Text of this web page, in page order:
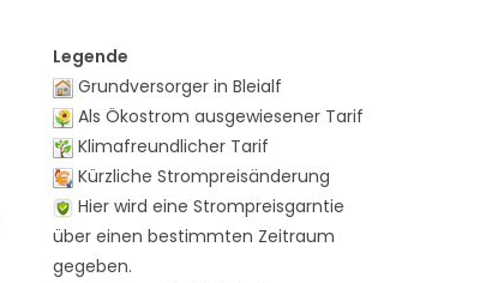
Legende
Grundversorger in Bleialf
Als Ökostrom ausgewiesener Tarif
Klimafreundlicher Tarif
Kürzliche Strompreisänderung
Hier wird eine Strompreisgarntie
über einen bestimmten Zeitraum
gegeben.